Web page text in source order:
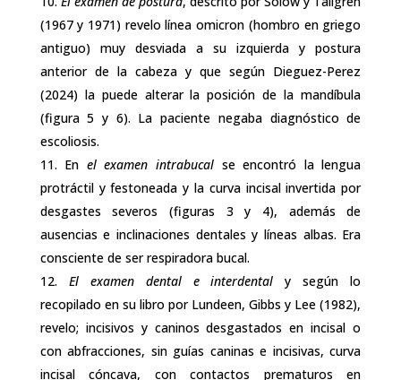
(1967 y 1971) revelo línea omicron (hombro en griego
antiguo) muy desviada a su izquierda y postura
anterior de la cabeza y que según Dieguez-Perez
(2024) la puede alterar la posición de la mandíbula
(figura 5 y 6). La paciente negaba diagnóstico de
escoliosis.
En el examen intrabucal se encontró la lengua
protráctil y festoneada y la curva incisal invertida por
desgastes severos (figuras 3 y 4), además de
ausencias e inclinaciones dentales y líneas albas. Era
consciente de ser respiradora bucal.
El examen dental e interdental y según lo
recopilado en su libro por Lundeen, Gibbs y Lee (1982),
revelo; incisivos y caninos desgastados en incisal o
con abfracciones, sin guías caninas e incisivas, curva
incisal cóncava, con contactos prematuros en